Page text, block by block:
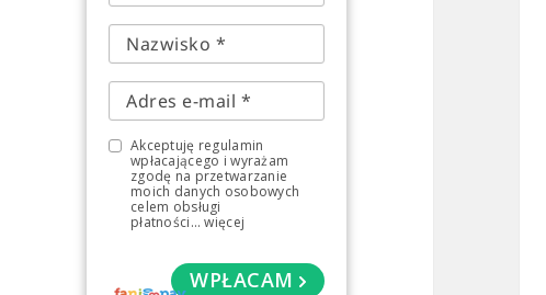
Akceptuję regulamin
wpłacającego i wyrażam
zgodę na przetwarzanie
moich danych osobowych
celem obsługi
płatności... więcej
WPŁACAM